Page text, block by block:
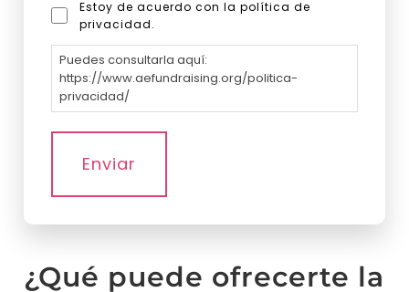
¿Qué puede ofrecerte la
Estoy de acuerdo con la política de
privacidad.
Puedes consultarla aquí:
https://www.aefundraising.org/politica-
privacidad/